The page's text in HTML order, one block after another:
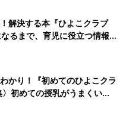
解決する本『ひよこクラブ
るまで、育児に役立つ情報が
かり！『初めてのひよこクラ
初めての授乳がうまくい
基本と夏のトラブル 解決テ